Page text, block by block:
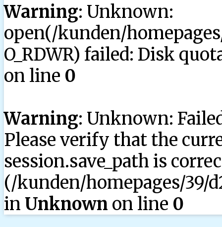
Warning: Unknown:
open(/kunden/
O_RDWR) failed: Disk
on line 0
Warning: Unknown:
Please verify that the
session.save_path is
(/kunden/homepages/39/
in Unknown on line 0